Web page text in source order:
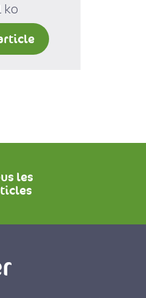
ko
les